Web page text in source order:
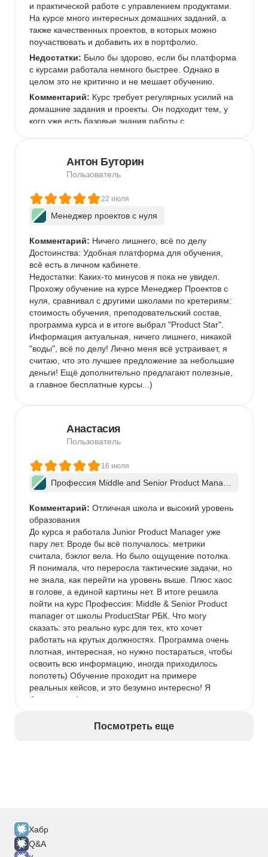
и практической работе с управлением продуктами.
На курсе много интересных домашних заданий, а
также качественных проектов, в которых можно
поучаствовать и добавить их в портфолио.
Недостатки: Было бы здорово, если бы платформа
с курсами работала немного быстрее. Однако в
целом это не критично и не мешает обучению.
Комментарий: Курс требует регулярных усилий на
домашние задания и проекты. Он подходит тем, у
кого уже есть базовые знания работы с
Антон Буторин
Пользователь
22 июля
Менеджер проектов с нуля
Комментарий: Ничего лишнего, всё по делу
Достоинства: Удобная платформа для обучения,
всё есть в личном кабинете.
Недостатки: Каких-то минусов я пока не увидел.
Прохожу обучение на курсе Менеджер Проектов с
нуля, сравнивал с другими школами по кретериям:
стоимость обучения, преподовательский состав,
программа курса и в итоге выбрал "Product Star".
Информация актуальная, ничего лишнего, никакой
"воды", всё по делу! Лично меня всё устраивает, я
считаю, что это лучшее предложение за небольшие
деньги! Ещё дополнительно предлагают полезные,
а главное бесплатные курсы...)
Анастасия
Пользователь
16 июля
Профессия Middle and Senior Product Manag
Комментарий: Отличная школа и высокий уровень
образования
До курса я работала Junior Product Manager уже
пару лет. Вроде бы всё получалось: метрики
считала, бэклог вела. Но было ощущение потолка.
Я понимала, что переросла тактические задачи, но
не знала, как перейти на уровень выше. Плюс хаос
в голове, а единой картины нет. В итоге решила
пойти на курс Профессия: Middle & Senior Product
manager от школы ProductStar РБК. Что могу
сказать: это реально курс для тех, кто хочет
работать на крутых должностях. Программа очень
плотная, интересная, но нужно постараться, чтобы
освоить всю информацию, иногда приходилось
попотеть) Обучение проходит на примере
реальных кейсов, и это безумно интересно! Я
брала тариф с индивидуальными консультациями,
мои запросы, указывал на ошибки и давал
Посмотреть еще
Хабр
Q&A